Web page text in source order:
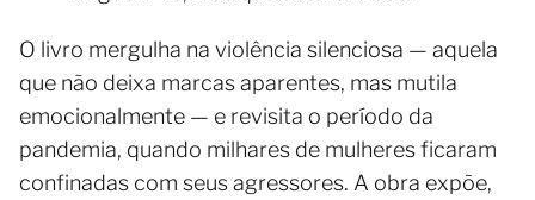
O livro mergulha na violência silenciosa — aquela
que não deixa marcas aparentes, mas mutila
emocionalmente — e revisita o período da
pandemia, quando milhares de mulheres ficaram
confinadas com seus agressores. A obra expõe,